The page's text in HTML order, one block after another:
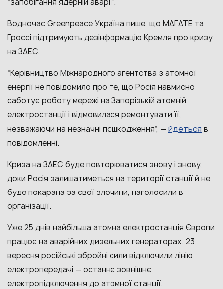
“запобігання ядерній аварії”.
Водночас Greenpeace Україна пише, що МАГАТЕ та
Гроссі підтримують дезінформацію Кремля про кризу
на ЗАЕС.
“Керівництво Міжнародного агентства з атомної
енергії не повідомило про те, що Росія навмисно
саботує роботу мережі на Запорізькій атомній
електростанції і відмовилася ремонтувати її,
незважаючи на незначні пошкодження”, — йдеться в
повідомленні.
Криза на ЗАЕС буде повторюватися знову і знову,
доки Росія залишатиметься на території станції й не
буде покарана за свої злочини, наголосили в
організації.
Уже 25 днів найбільша атомна електростанція Європи
працює на аварійних дизельних генераторах. 23
вересня російські збройні сили відключили лінію
електропередачі — останнє зовнішнє
електропідключення до атомної станції.